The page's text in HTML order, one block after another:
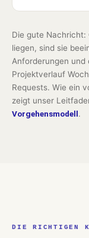
Die gute Nachricht:
liegen, sind sie
Anforderungen
Projektverlauf
Requests. Wie ein
zeigt unser
Vorgehensmodell.
DIE RICHTIGEN